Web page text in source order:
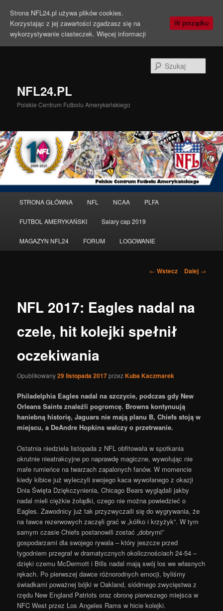
NFL24.PL
Polskie Centrum Futbolu Amerykańskiego
główne
Przeskocz
do
tekstu
STRONA GŁÓWNA NFL NCAA PLFA
FUTBOL AMERYKAŃSKI Salary cap 2019
MAGAZYN NFL24 FORUM LOGOWANIE
Nawigacja
← Wstecz Dalej →
NFL 2017: Eagles nadal na
czele, hit kolejki spełnił
oczekiwania
Opublikowany29 listopada 2017przezKuba Kaczmarek
Philadelphia Eagles nadal na szczycie, podczas gdy New
Orleans Saints znaleźli pogromcę. Browns kontynuują
haniebną historię, Jaguars nie mają planu B, Chiefs stoją w
miejscu, a DeAndre Hopkins walczy o przetrwanie.
Ostatnia niedziela listopada z NFL obfitowała w spotkania
okrutnie nieatrakcyjne po naprawdę magiczne, wywołując nie
małe rumieńce na twarzach zapalonych fanów. W momencie
kiedy kibice już wyleczyli swojego kaca wywołanego z okazji
Dnia Święta Dziękczynienia, Chicago Bears wyglądali jakby
nadal mieli ciężkie żołądki, czego nie można powiedzieć o
Eagles. Zawodnicy już tak przyzwyczaili się do wygrywania, że
na ławce rezerwowych zaczęli grać w „kółko i krzyżyk”. W tym
samym czasie Chiefs postanowili zostać „dobrymi”
gospodarzami dla swojego rywala – który jeszcze przed
tygodniem przegrał w dramatycznych okolicznościach 24-54 –
dzięki czemu McDermott i Bills nadal mają swój los we własnych
rękach. Po pierwszej dawce różnorodnych emocji, byliśmy
świadkami poważnej bójki w Oakland, siódmego zwycięstwa z
rzędu New England Patriots oraz obronę pierwszego miejsca w
NFC West przez Los Angeles Rams w hicie kolejki.
Strona NFL24.pl używa plików cookies.
Korzystając z jej zawartości zgadzasz się na
wykorzystywanie ciasteczek. Więcej informacji
W porządku